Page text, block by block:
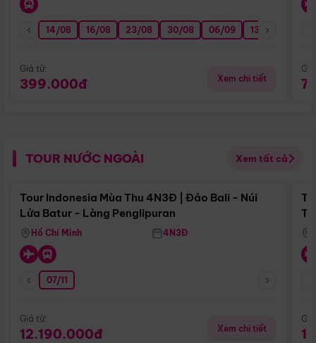
14/08 16/08 23/08 30/08 06/09 13/09
Giá từ:
399.000đ Xem chi tiết
TOUR NƯỚC NGOÀI Xem tất cả
Điểm nổi bật
Tour Indonesia Mùa Thu 4N3Đ | Đảo Bali - Núi
Lửa Batur - Làng Penglipuran
Hồ Chí Minh 4N3Đ
07/11
Giá từ:
12.190.000đ Xem chi tiết